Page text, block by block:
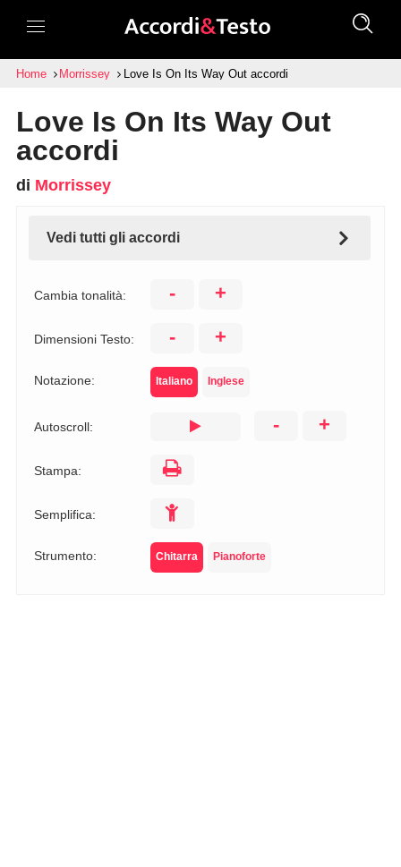
Home Morrissey Love Is On Its Way Out accordi
Love Is On Its Way Out
accordi
di Morrissey
Vedi tutti gli accordi
Cambia tonalità: - +
Dimensioni Testo: - +
Notazione: Italiano Inglese
Autoscroll: - +
Stampa:
Semplifica:
Strumento: Chitarra Pianoforte